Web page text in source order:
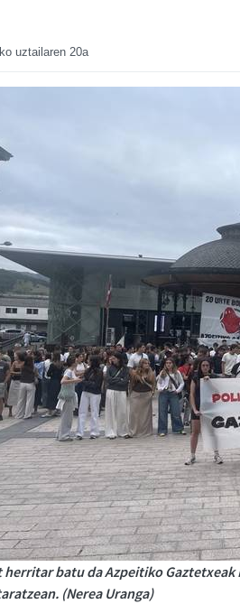
uztailaren 20a
herritar batu da Azpeitiko
(Nerea Uranga)